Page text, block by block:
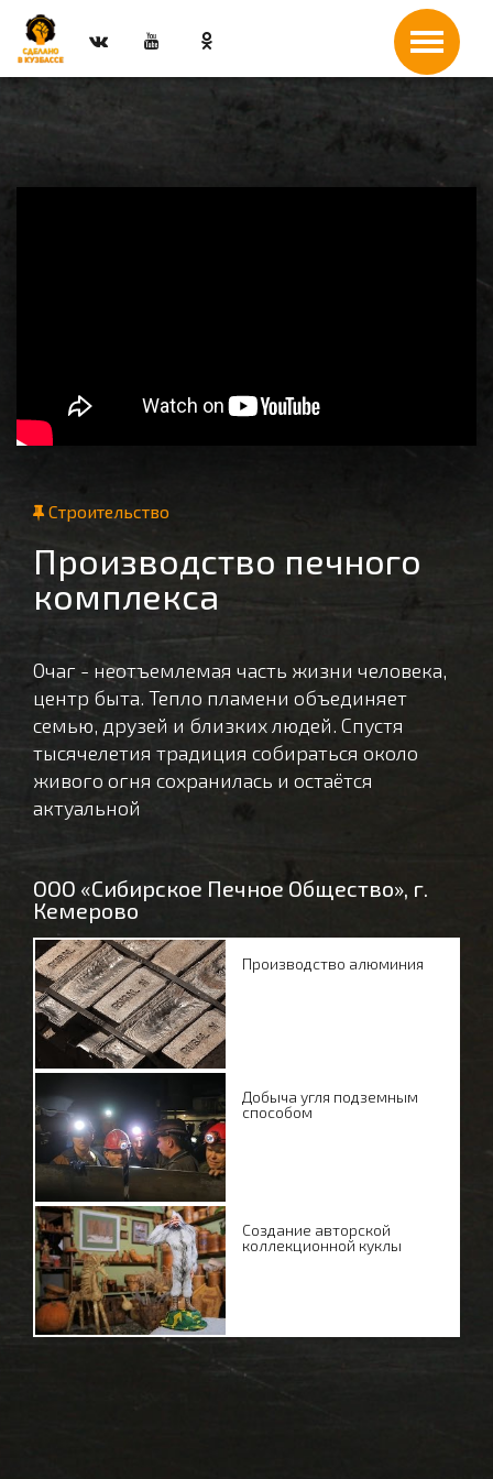
Строительство
Производство печного
комплекса
Очаг - неотъемлемая часть жизни человека,
центр быта. Тепло пламени объединяет
семью, друзей и близких людей. Спустя
тысячелетия традиция собираться около
живого огня сохранилась и остаётся
актуальной
ООО «Сибирское Печное Общество», г.
Кемерово
Производство алюминия
Добыча угля подземным
способом
Создание авторской
коллекционной куклы